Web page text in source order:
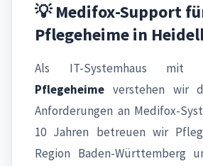
💡 Medifox-Support
Pflegeheime in
Als IT-Systemhaus mit
Pflegeheime verstehen wir
Anforderungen an Medifox-
10 Jahren betreuen wir
Region Baden-Württemberg